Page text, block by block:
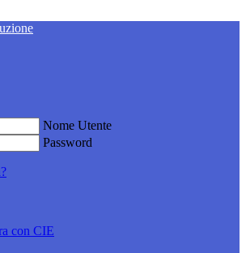
Nome Utente
Password
con CIE